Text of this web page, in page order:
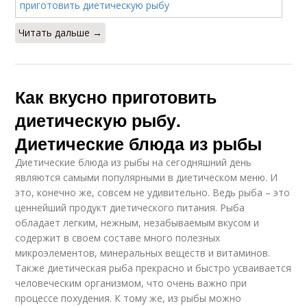
Диетические
котлеты
Диетические
рецепты
Рыба для диеты
Диетическое блюдо
Читать дальше →
Как вкусно приготовить
диетическую рыбу.
Диетические блюда из рыбы
Диетические блюда из рыбы на сегодняшний день
являются самыми популярными в диетическом меню. И
это, конечно же, совсем не удивительно. Ведь рыба – это
ценнейший продукт диетического питания. Рыба
обладает легким, нежным, незабываемым вкусом и
содержит в своем составе много полезных
микроэлементов, минеральных веществ и витаминов.
Также диетическая рыба прекрасно и быстро усваивается
человеческим организмом, что очень важно при
процессе похудения. К тому же, из рыбы можно